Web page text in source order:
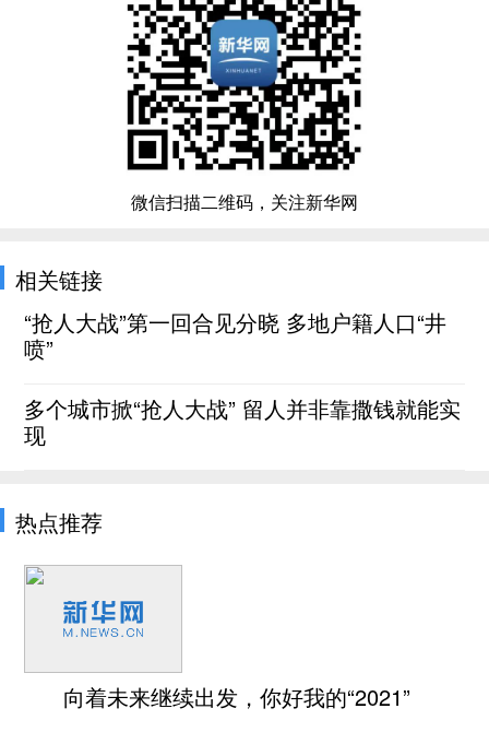
微信扫描二维码，关注新华网
相关链接
“抢人大战”第一回合见分晓 多地户籍人口“井
喷”
多个城市掀“抢人大战” 留人并非靠撒钱就能实
现
热点推荐
向着未来继续出发，你好我的“2021”